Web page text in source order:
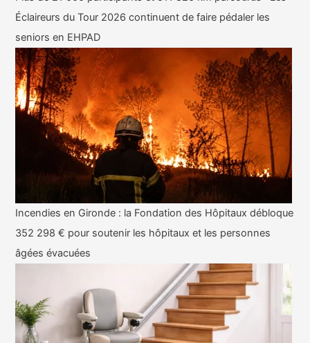
Éclaireurs du Tour 2026 continuent de faire pédaler les
seniors en EHPAD
Incendies en Gironde : la Fondation des Hôpitaux débloque
352 298 € pour soutenir les hôpitaux et les personnes
âgées évacuées